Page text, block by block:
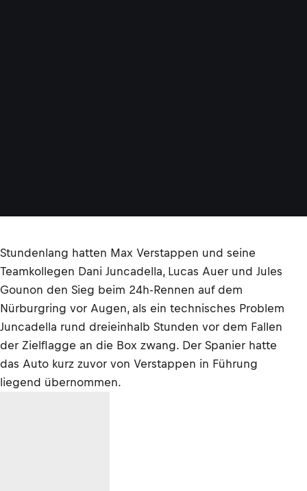
Stundenlang hatten Max Verstappen und seine
Teamkollegen Dani Juncadella, Lucas Auer und Jules
Gounon den Sieg beim 24h-Rennen auf dem
Nürburgring vor Augen, als ein technisches Problem
Juncadella rund dreieinhalb Stunden vor dem Fallen
der Zielflagge an die Box zwang. Der Spanier hatte
das Auto kurz zuvor von Verstappen in Führung
liegend übernommen.